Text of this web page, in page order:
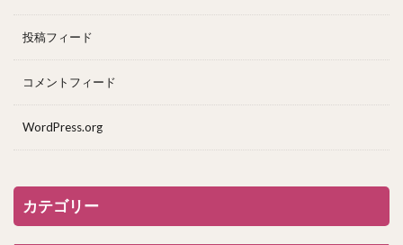
投稿フィード
コメントフィード
WordPress.org
カテゴリー